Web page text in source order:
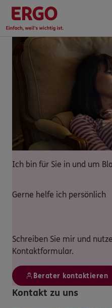
Ich bin für Sie in und um
Gerne helfe ich persönlich
Schreiben Sie mir und
Kontaktformular.
Berater kontaktieren
Kontakt zu uns